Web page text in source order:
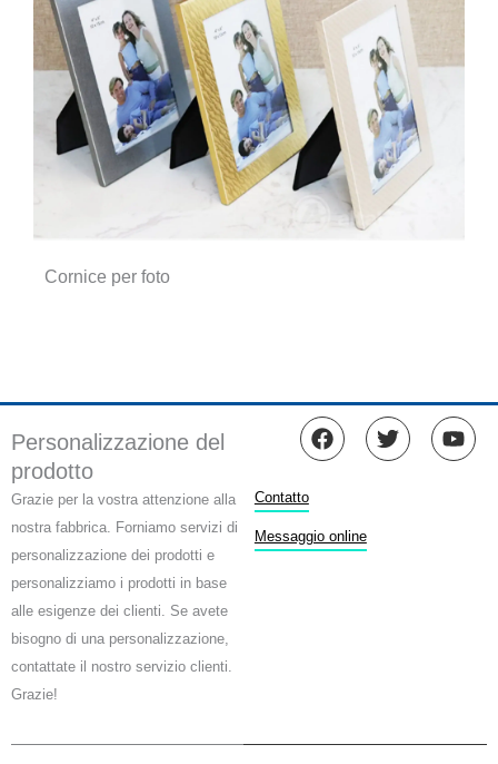
Cornice per foto
Personalizzazione del
prodotto
Grazie per la vostra attenzione alla
nostra fabbrica. Forniamo servizi di
personalizzazione dei prodotti e
personalizziamo i prodotti in base
alle esigenze dei clienti. Se avete
bisogno di una personalizzazione,
contattate il nostro servizio clienti.
Grazie!
F
a
o
T
w
Y
o
Contatto
Messaggio online